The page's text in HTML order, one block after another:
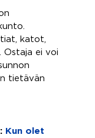
katot,
Ostaja ei voi
tietävän
Kun olet